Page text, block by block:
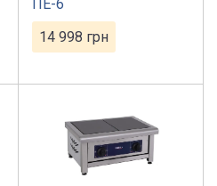
ПЕ-6
14 998 грн